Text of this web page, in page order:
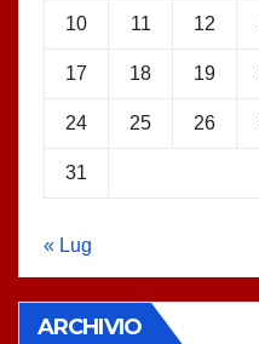
10 11 12
17 18 19
24 25 26
31
« Lug
ARCHIVIO